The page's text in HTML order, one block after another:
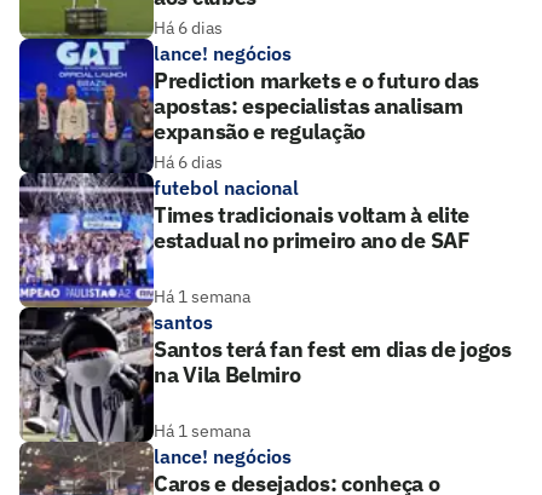
Há 6 dias
lance! negócios
Prediction markets e o futuro das
apostas: especialistas analisam
expansão e regulação
Há 6 dias
futebol nacional
Times tradicionais voltam à elite
estadual no primeiro ano de SAF
Há 1 semana
santos
Santos terá fan fest em dias de jogos
na Vila Belmiro
Há 1 semana
lance! negócios
Caros e desejados: conheça o